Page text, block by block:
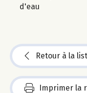
d'eau
Retour à la
Imprimer la